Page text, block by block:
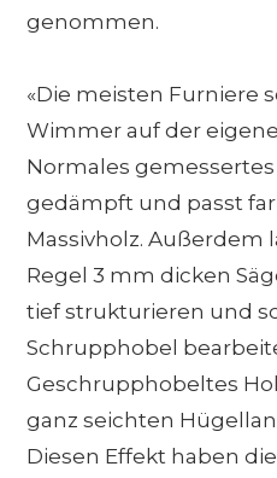
genommen.
«Die meisten Furniere
Wimmer auf der
Normales
gedämpft und passt
Massivholz. Außerdem
Regel 3 mm dicken
tief strukturieren und
Schrupphobel
Geschrupphobeltes
ganz seichten
Diesen Effekt haben